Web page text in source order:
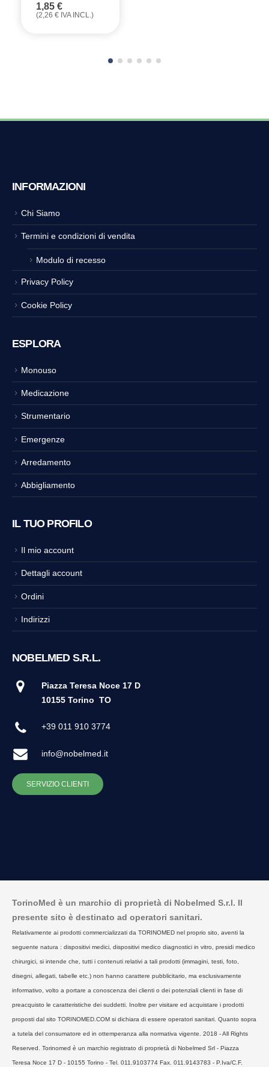
1,85 €
(2,26 € IVA INCL.)
INFORMAZIONI
Chi Siamo
Termini e condizioni di vendita
Modulo di recesso
Privacy Policy
Cookie Policy
ESPLORA
Monouso
Medicazione
Strumentario
Emergenze
Arredamento
Abbigliamento
IL TUO PROFILO
Il mio account
Dettagli account
Ordini
Indirizzi
NOBELMED S.R.L.
Piazza Teresa Noce 17 D
10155 Torino TO
+39 011 910 3774
info@nobelmed.it
SERVIZIO CLIENTI
TorinoMed è un marchio di proprietà di Nobelmed S.r.l. Il
presente sito è destinato ad operatori sanitari.
Relativamente ai prodotti commercializzati da TORINOMED nel proprio sito, aventi la
seguente natura : dispositivi medici, dispositivi medico diagnostici in vitro, presidi medico
chirurgici, si intende che, tutti i contenuti relativi a tali prodotti (immagini, testi, foto,
disegni, allegati, tabelle etc.) non hanno carattere pubblicitario, ma esclusivamente
informativo, volto a portare a conoscenza dei clienti o dei potenziali clienti in fase di
preacquisto le caratteristiche dei suddetti. Inoltre per visitare ed acquistare i prodotti
proposti dal sito TORINOMED.COM si dichiara di essere operatori sanitari. Quanto sopra
a tutela del consumatore ed in ottemperanza alla normativa vigente. 2018 - All Rights
Reserved. Torinomed è un marchio registrato di proprietà di Nobelmed Srl - Piazza
Teresa Noce 17 D - 10155 Torino - Tel. 011.9103774 Fax. 011.9143783 - P.Iva/C.F.